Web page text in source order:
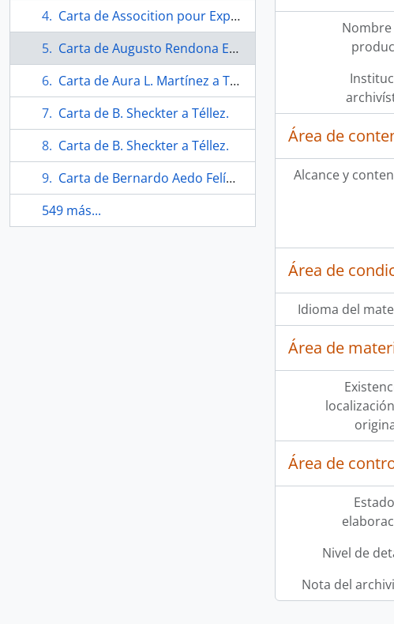
Carta de Assocition pour Exposition en hommage á Salvador Allende.
Carta de Augusto Rendona Eugenio Téllez.
Carta de Aura L. Martínez a Téllez.
Carta de B. Sheckter a Téllez.
Carta de B. Sheckter a Téllez.
Carta de Bernardo Aedo Felíu a Téllez.
549 más...
Nombre
Área de
Alcance y
Área de
Idioma del
Área de
Área de
Nivel de
Nota del